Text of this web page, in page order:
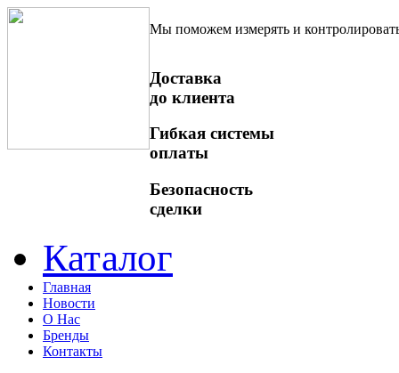
Мы поможем измерять и
Доставка
до клиента
Гибкая системы
оплаты
Безопасность
сделки
Каталог
Главная
Новости
О Нас
Бренды
Контакты